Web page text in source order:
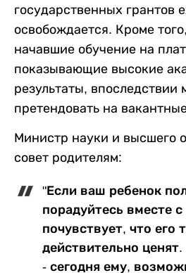
государственных грантов
освобождается. Кроме
начавшие обучение на
показывающие высокие
результаты, впоследствии
претендовать на
Министр науки и высшего
совет родителям:
"Если ваш ребенок
порадуйтесь вместе
почувствует, что его
действительно
- сегодня ему,